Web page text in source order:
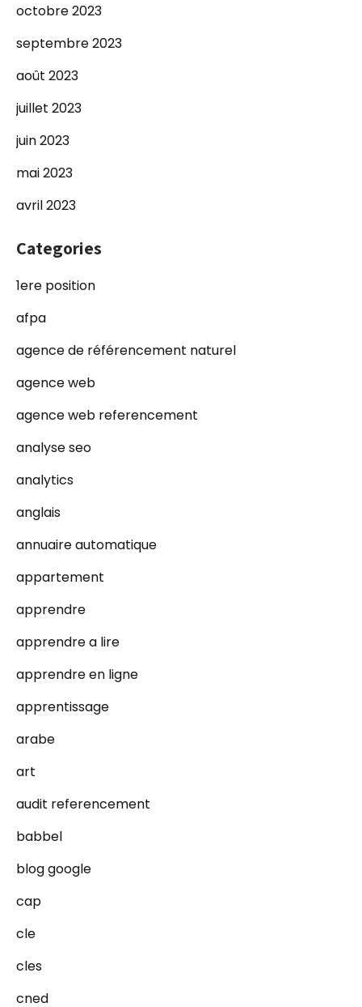
octobre 2023
septembre 2023
août 2023
juillet 2023
juin 2023
mai 2023
avril 2023
Categories
1ere position
afpa
agence de référencement naturel
agence web
agence web referencement
analyse seo
analytics
anglais
annuaire automatique
appartement
apprendre
apprendre a lire
apprendre en ligne
apprentissage
arabe
art
audit referencement
babbel
blog google
cap
cle
cles
cned